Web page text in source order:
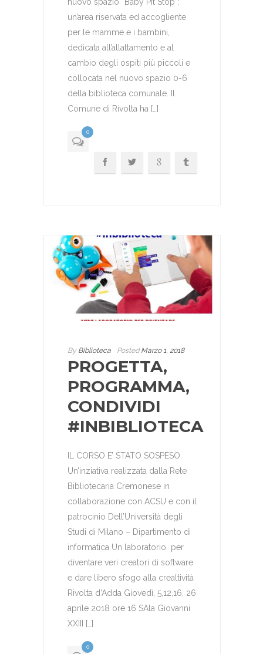
un’area riservata ed accogliente
per le mamme e i bambini,
dedicata all’allattamento e al
cambio degli ospiti più piccoli e
collocata nel nuovo spazio 0-6
della biblioteca comunale. Il
Comune di Rivolta ha […]
0
ByBiblioteca PostedMarzo 1, 2018
PROGETTA,
PROGRAMMA,
CONDIVIDI
#INBIBLIOTECA
IL CORSO E’ STATO SOSPESO
Un’inziativa realizzata dalla Rete
Bibliotecaria Cremonese in
collaborazione con ACSU e con il
patrocinio Dell’Università degli
Studi di Milano – Dipartimento di
informatica Un laboratorio per
diventare veri creatori di software
e dare libero sfogo alla crealtività
Rivolta d’Adda Giovedì, 5,12,16, 26
aprile 2018 ore 16 SAla Giovanni
XXIII […]
0